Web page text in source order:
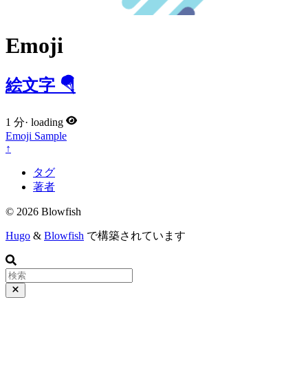
Emoji
絵文字 🪂
1 分· loading
Emoji Sample
↑
タグ
著者
© 2026 Blowfish
Hugo & Blowfish で構築されています